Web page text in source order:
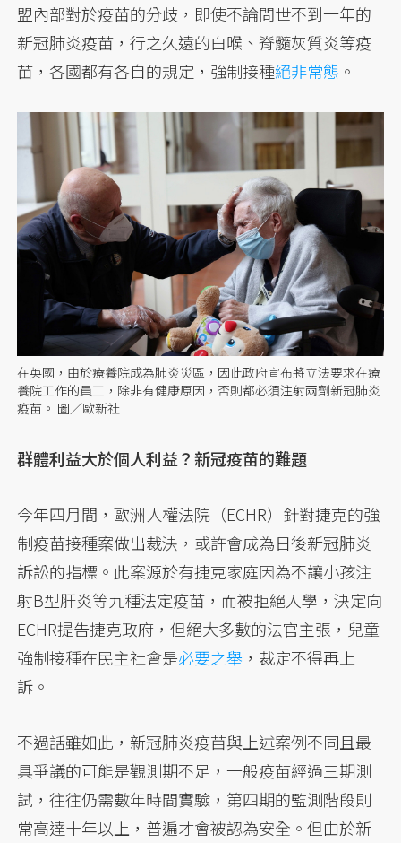
盟內部對於疫苗的分歧，即使不論問世不到一年的
新冠肺炎疫苗，行之久遠的白喉、脊髓灰質炎等疫
苗，各國都有各自的規定，強制接種絕非常態 。
在英國，由於療養院成為肺炎災區，因此政府宣布將立法要求在療
養院工作的員工，除非有健康原因，否則都必須注射兩劑新冠肺炎
疫苗。 圖／歐新社
群體利益大於個人利益？新冠疫苗的難題
今年四月間，歐洲人權法院（ECHR）針對捷克的強
制疫苗接種案做出裁決，或許會成為日後新冠肺炎
訴訟的指標。此案源於有捷克家庭因為不讓小孩注
射B型肝炎等九種法定疫苗，而被拒絕入學，決定向
ECHR提告捷克政府，但絕大多數的法官主張，兒童
強制接種在民主社會是必要之舉 ，裁定不得再上
訴。
不過話雖如此，新冠肺炎疫苗與上述案例不同且最
具爭議的可能是觀測期不足，一般疫苗經過三期測
試，往往仍需數年時間實驗，第四期的監測階段則
常高達十年以上，普遍才會被認為安全。但由於新